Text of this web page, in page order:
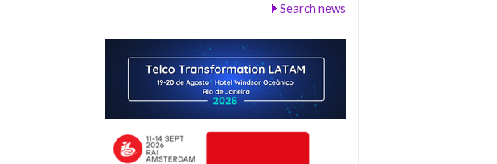
Search news